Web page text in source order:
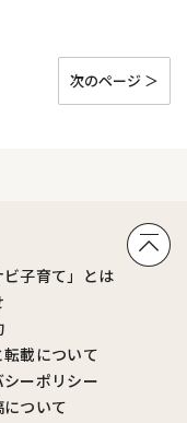
次のページ ＞
ビ子育て」とは
載について
ーポリシー
ついて